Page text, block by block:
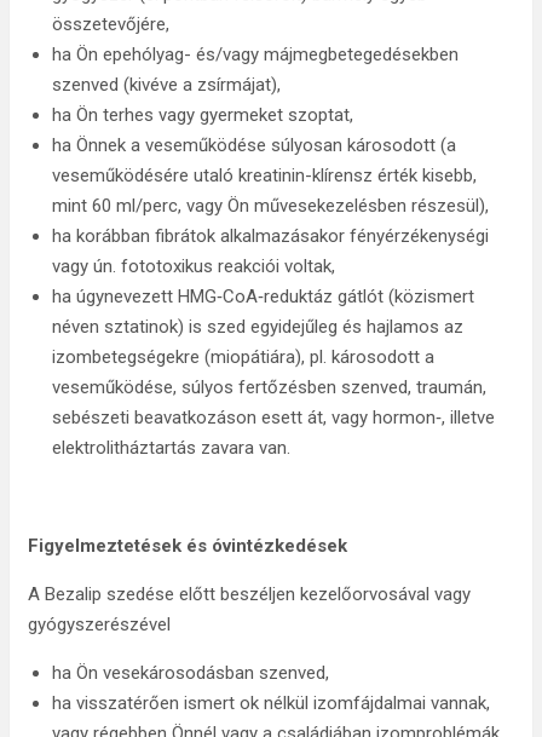
összetevőjére,
ha Ön epehólyag- és/vagy májmegbetegedésekben
szenved (kivéve a zsírmájat),
ha Ön terhes vagy gyermeket szoptat,
ha Önnek a veseműködése súlyosan károsodott (a
veseműködésére utaló kreatinin-klírensz érték kisebb,
mint 60 ml/perc, vagy Ön művesekezelésben részesül),
ha korábban fibrátok alkalmazásakor fényérzékenységi
vagy ún. fototoxikus reakciói voltak,
ha úgynevezett HMG‑CoA‑reduktáz gátlót (közismert
néven sztatinok) is szed egyidejűleg és hajlamos az
izombetegségekre (miopátiára), pl. károsodott a
veseműködése, súlyos fertőzésben szenved, traumán,
sebészeti beavatkozáson esett át, vagy hormon‑, illetve
elektrolitháztartás zavara van.
Figyelmeztetések és óvintézkedések
A Bezalip szedése előtt beszéljen kezelőorvosával vagy
gyógyszerészével
ha Ön vesekárosodásban szenved,
ha visszatérően ismert ok nélkül izomfájdalmai vannak,